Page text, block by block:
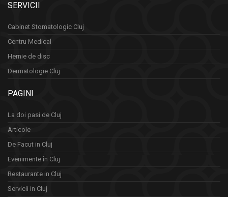
SERVICII
Cabinet Stomatologic Cluj
Centru Medical
Hernie de disc
Dermatologie Cluj
PAGINI
La doi pasi de Cluj
Articole
De Facut in Cluj
Evenimente în Cluj
Restaurante in Cluj
Servicii in Cluj